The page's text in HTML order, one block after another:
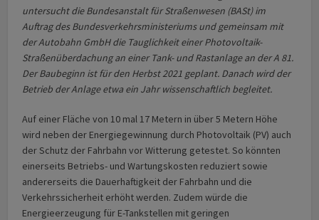
untersucht die Bundesanstalt für Straßenwesen (BASt) im
Auftrag des Bundesverkehrsministeriums und gemeinsam mit
der Autobahn GmbH die Tauglichkeit einer Photovoltaik-
Straßenüberdachung an einer Tank- und Rastanlage an der A 81.
Der Baubeginn ist für den Herbst 2021 geplant. Danach wird der
Betrieb der Anlage etwa ein Jahr wissenschaftlich begleitet.
Auf einer Fläche von 10 mal 17 Metern in über 5 Metern Höhe
wird neben der Energiegewinnung durch Photovoltaik (PV) auch
der Schutz der Fahrbahn vor Witterung getestet. So könnten
einerseits Betriebs- und Wartungskosten reduziert sowie
andererseits die Dauerhaftigkeit der Fahrbahn und die
Verkehrssicherheit erhöht werden. Zudem würde die
Energieerzeugung für E-Tankstellen mit geringen